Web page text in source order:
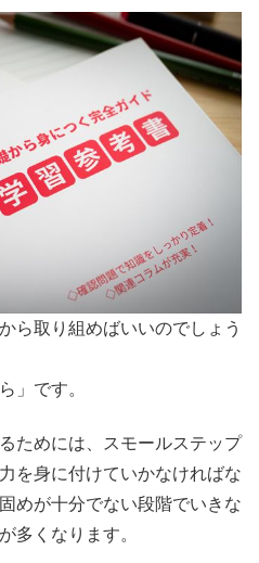
ら取り組めばいいのでしょう
」です。
ためには、スモールステップ
を身に付けていかなければな
めが十分でない段階でいきな
多くなります。